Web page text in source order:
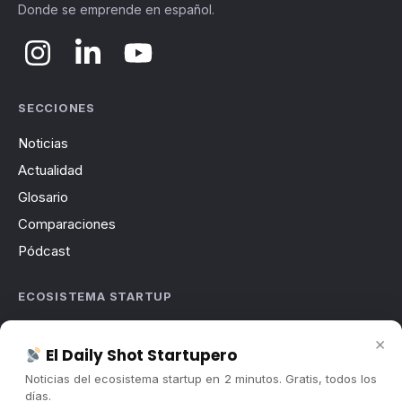
Donde se emprende en español.
SECCIONES
Noticias
Actualidad
Glosario
Comparaciones
Pódcast
ECOSISTEMA STARTUP
Cómo trabajamos
Newsletter
×
El Daily Shot Startupero
Noticias del ecosistema startup en 2 minutos. Gratis, todos los
días.